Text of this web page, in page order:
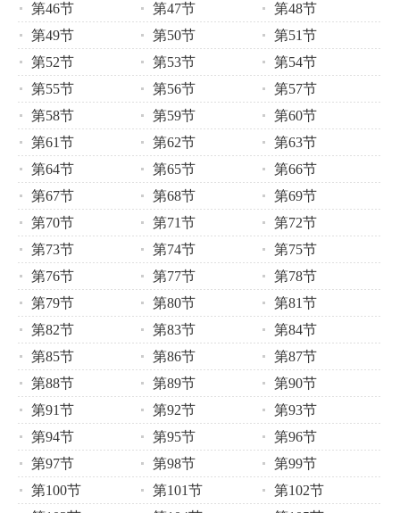
第46节
第47节
第48节
第49节
第50节
第51节
第52节
第53节
第54节
第55节
第56节
第57节
第58节
第59节
第60节
第61节
第62节
第63节
第64节
第65节
第66节
第67节
第68节
第69节
第70节
第71节
第72节
第73节
第74节
第75节
第76节
第77节
第78节
第79节
第80节
第81节
第82节
第83节
第84节
第85节
第86节
第87节
第88节
第89节
第90节
第91节
第92节
第93节
第94节
第95节
第96节
第97节
第98节
第99节
第100节
第101节
第102节